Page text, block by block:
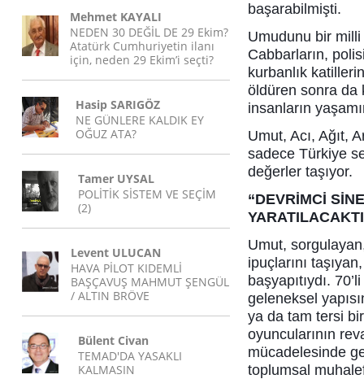
Mehmet KAYALI
NEDEN 30 DEĞİL DE 29 Ekim?
Atatürk Cumhuriyetin ilanı
için, neden 29 Ekim’i seçti?
Hasip SARIGÖZ
NE GÜNLERE KALDIK EY
OĞUZ ATA?
Tamer UYSAL
POLİTİK SİSTEM VE SEÇİM
(2)
Levent ULUCAN
HAVA PİLOT KIDEMLİ
BAŞÇAVUŞ MAHMUT ŞENGÜL
/ ALTIN BRÖVE
Bülent Civan
TEMAD'DA YASAKLI
KALMASIN
başarabilmişti.
Umudunu bir
Cabbarların,
kurbanlık
öldüren sonra da
insanların
Umut, Acı, Ağıt,
sadece Türkiye
değerler taşıyor.
“DEVRİMCİ
Umut,
ipuçlarını
başyapıtıydı.
geleneksel
ya da tam tersi
oyuncularının
mücadelesinde
toplumsal